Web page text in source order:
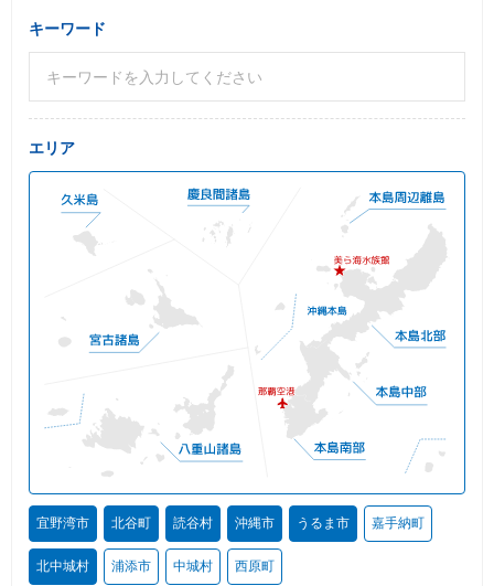
キーワード
エリア
宜野湾市 北谷町 読谷村 沖縄市 うるま市 嘉手納町
北中城村 浦添市 中城村 西原町